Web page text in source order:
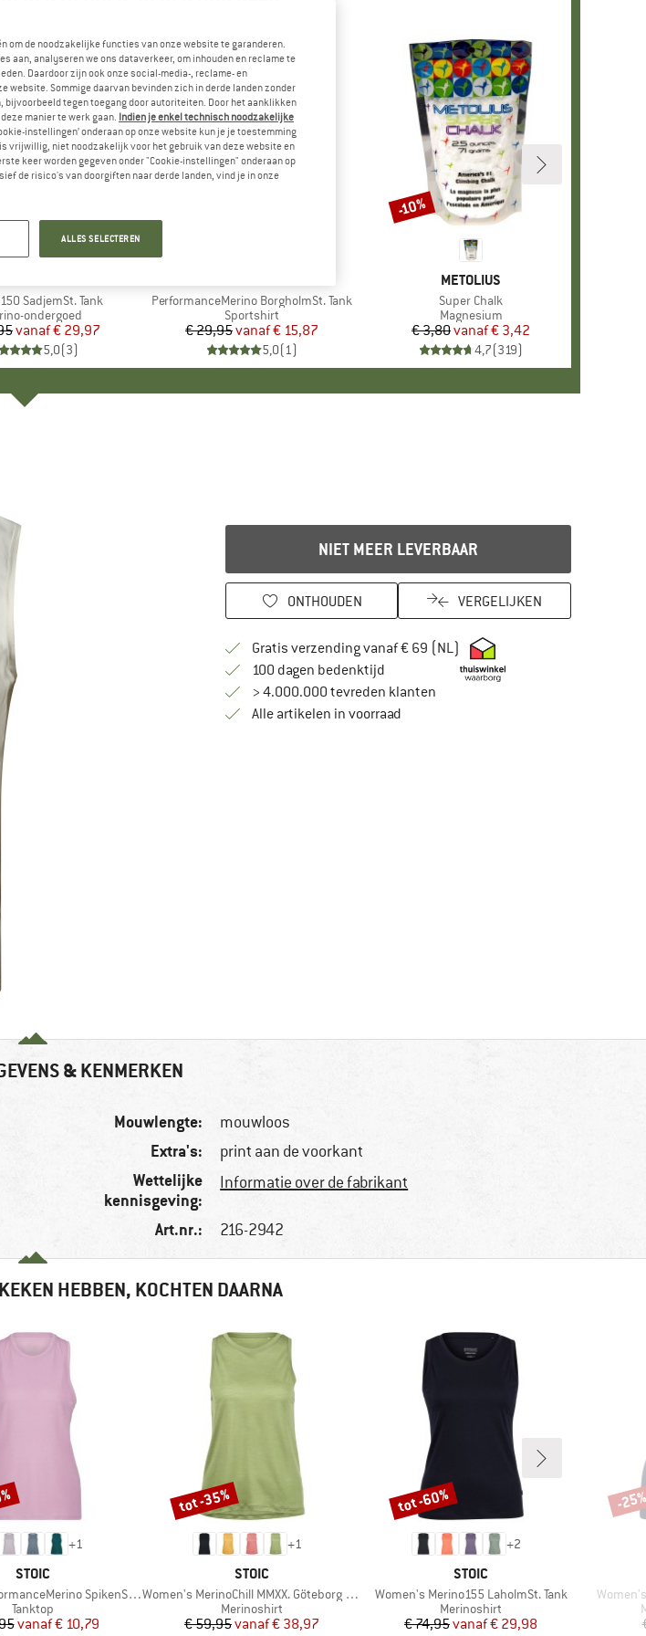
SadjemSt. Tank
ondergoed
Prijs
Verlaagde prijs
vanaf€ 29,97
5,0(3)
Artikel
PerformanceMerino BorgholmSt. Tank
Productgroep
Sportshirt
Prijs
€ 29,95 Verlaagde prijs
vanaf€ 15,87
5,0(1)
MERK
METOLIUS
Artikel
Super Chalk
Productgroep
Magnesium
Prijs
€ 3,80 Verlaagde prijs
vanaf€ 3,42
4,7(319)
Korting
-10%
NIET MEER LEVERBAAR
ONTHOUDEN VERGELIJKEN
Gratis verzending vanaf € 69 (NL) Vind hier de
100 dagen bedenktijdVind de betalingsinformatie hier! Opent in
> 4.000.000 tevreden klanten
Alle artikelen in voorraad
& KENMERKEN
Mouwlengte: mouwloos
Extra's: print aan de voorkant
Wettelijke
kennisgeving:
Informatie over de fabrikant
Art.nr.: 216-2942
HEBBEN, KOCHTEN DAARNA
+1
MERK
STOIC
SpikenSt. Tank
Productgroep
Tanktop
Prijs
Verlaagde prijs
vanaf€ 10,79
+1
MERK
STOIC
Artikel
Women's MerinoChill MMXX. Göteborg Tank
Productgroep
Merinoshirt
Prijs
€ 59,95 Verlaagde prijs
vanaf€ 38,97
Korting
tot -35%
+2
MERK
STOIC
Artikel
Women's Merino155 LaholmSt. Tank
Productgroep
Merinoshirt
Prijs
€ 74,95 Verlaagde prijs
vanaf€ 29,98
Korting
tot -60%
Artikel
-
om de noodzakelijke functies van onze website te garanderen.
aan, analyseren we ons dataverkeer, om inhouden en reclame te
Daardoor zijn ook onze social-media-, reclame- en
website. Sommige daarvan bevinden zich in derde landen zonder
tegen toegang door autoriteiten. Door het aanklikken
manier te werk gaan. Indien je enkel technisch noodzakelijke
instellingen’ onderaan op onze website kun je je toestemming
vrijwillig, niet noodzakelijk voor het gebruik van deze website en
keer worden gegeven onder "Cookie-instellingen" onderaan op
de risico's van doorgiften naar derde landen, vind je in onze
ALLES SELECTEREN